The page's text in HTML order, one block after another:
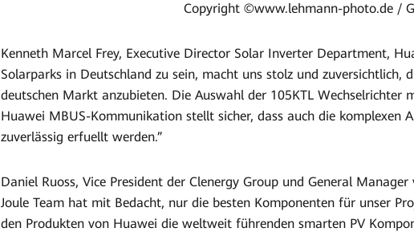
Copyright ©www.lehmann-photo.de /
Kenneth Marcel Frey, Executive Director Solar Inverter Department,
Solarparks in Deutschland zu sein, macht uns stolz und zuversichtlich,
deutschen Markt anzubieten. Die Auswahl der 105KTL Wechselrichter
Huawei MBUS-Kommunikation stellt sicher, dass auch die komplexen
zuverlässig erfuellt werden.”
Daniel Ruoss, Vice President der Clenergy Group und General
Joule Team hat mit Bedacht, nur die besten Komponenten für unser
den Produkten von Huawei die weltweit führenden smarten PV